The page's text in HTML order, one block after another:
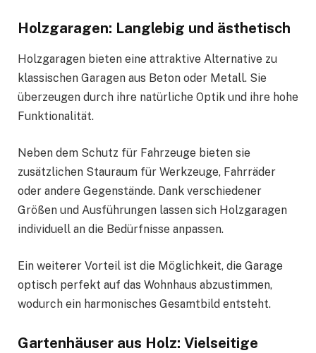
Holzgaragen: Langlebig und ästhetisch
Holzgaragen bieten eine attraktive Alternative zu
klassischen Garagen aus Beton oder Metall. Sie
überzeugen durch ihre natürliche Optik und ihre hohe
Funktionalität.
Neben dem Schutz für Fahrzeuge bieten sie
zusätzlichen Stauraum für Werkzeuge, Fahrräder
oder andere Gegenstände. Dank verschiedener
Größen und Ausführungen lassen sich Holzgaragen
individuell an die Bedürfnisse anpassen.
Ein weiterer Vorteil ist die Möglichkeit, die Garage
optisch perfekt auf das Wohnhaus abzustimmen,
wodurch ein harmonisches Gesamtbild entsteht.
Gartenhäuser aus Holz: Vielseitige